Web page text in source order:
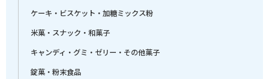
ケーキ・ビスケット・加糖ミックス粉
米菓・スナック・和菓子
キャンディ・グミ・ゼリー・その他菓子
錠菓・粉末食品